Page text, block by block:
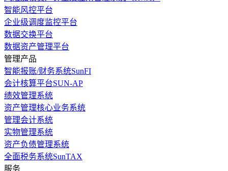
智能风控平台
企业级调度监控平台
数据交换平台
数据资产管理平台
管理产品
智能报账/财务系统SunFI
会计核算平台SUN-AP
绩效管理系统
资产管理核心业务系统
管理会计系统
实物管理系统
资产负债管理系统
全面税务系统SunTAX
服务